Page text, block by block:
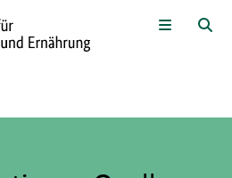
Zur Sprachwahl und Menü